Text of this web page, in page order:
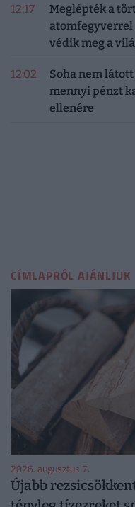
12:17
Meglépték a
atomfegyverrel
védik meg a
12:02
Soha nem
mennyi pénzt
ellenére
CÍMLAPRÓL AJÁNLJUK
2026. augusztus 7.
Újabb